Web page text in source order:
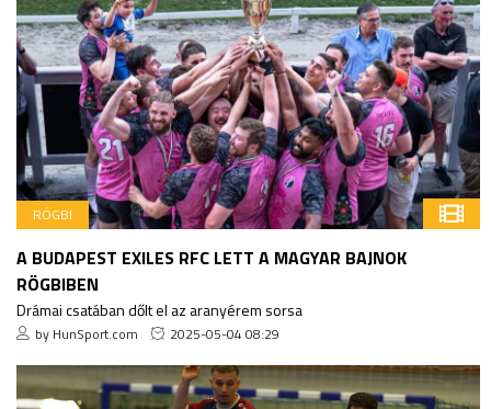
RÖGBI
A BUDAPEST EXILES RFC LETT A MAGYAR BAJNOK
RÖGBIBEN
Drámai csatában dőlt el az aranyérem sorsa
by HunSport.com 2025-05-04 08:29